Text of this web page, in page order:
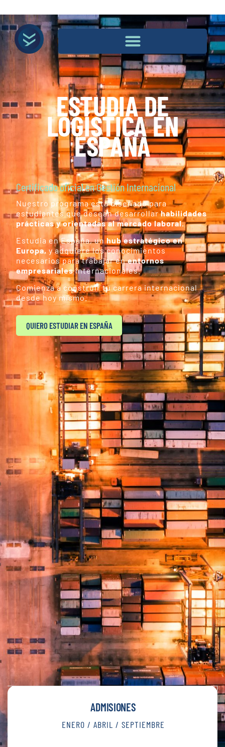
ESTUDIA DE
LOGÍSTICA EN
ESPAÑA
Certificado oficial en Gestión Internacional
Nuestro programa está diseñado para
estudiantes que desean desarrollarhabilidades
prácticas y orientadas al mercado laboral.
Estudia en España, unhub estratégico en
Europa,y adquiere los conocimientos
necesarios para trabajar enentornos
empresarialesinternacionales.
Comienza a construir tu carrera internacional
desde hoy mismo.
QUIERO ESTUDIAR EN ESPAÑA
ADMISIONES
ENERO / ABRIL / SEPTIEMBRE